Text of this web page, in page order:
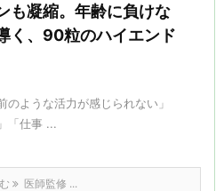
も凝縮。年齢に負けな
く、90粒のハイエンド
ような活力が感じられない」
「仕事 ...
医師監修 ...